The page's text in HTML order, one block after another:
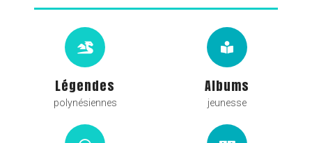
Légendes
polynésiennes
Albums
jeunesse